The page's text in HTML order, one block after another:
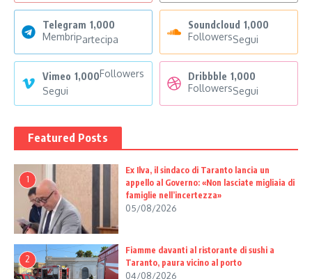
Telegram 1,000
MembriPartecipa
Soundcloud 1,000
FollowersSegui
Vimeo 1,000Followers
Segui
Dribbble 1,000
FollowersSegui
Featured Posts
1
Ex Ilva, il sindaco di Taranto lancia un
appello al Governo: «Non lasciate migliaia di
famiglie nell’incertezza»
05/08/2026
2
Fiamme davanti al ristorante di sushi a
Taranto, paura vicino al porto
04/08/2026